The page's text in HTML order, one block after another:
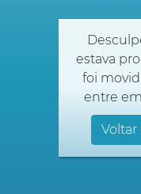
estava
foi
entre
Voltar